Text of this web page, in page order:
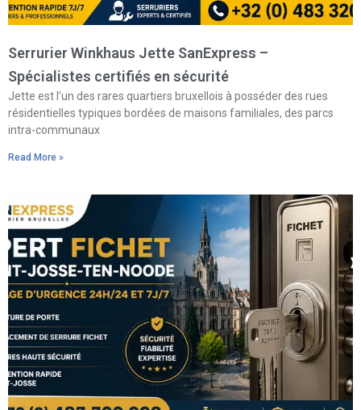
Serrurier Winkhaus Jette SanExpress –
Spécialistes certifiés en sécurité
Jette est l’un des rares quartiers bruxellois à posséder des rues
résidentielles typiques bordées de maisons familiales, des parcs
intra-communaux
Read More »